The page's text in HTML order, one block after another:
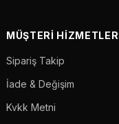
MÜŞTERI
Sipariş Takip
İade & Değişim
Kvkk Metni